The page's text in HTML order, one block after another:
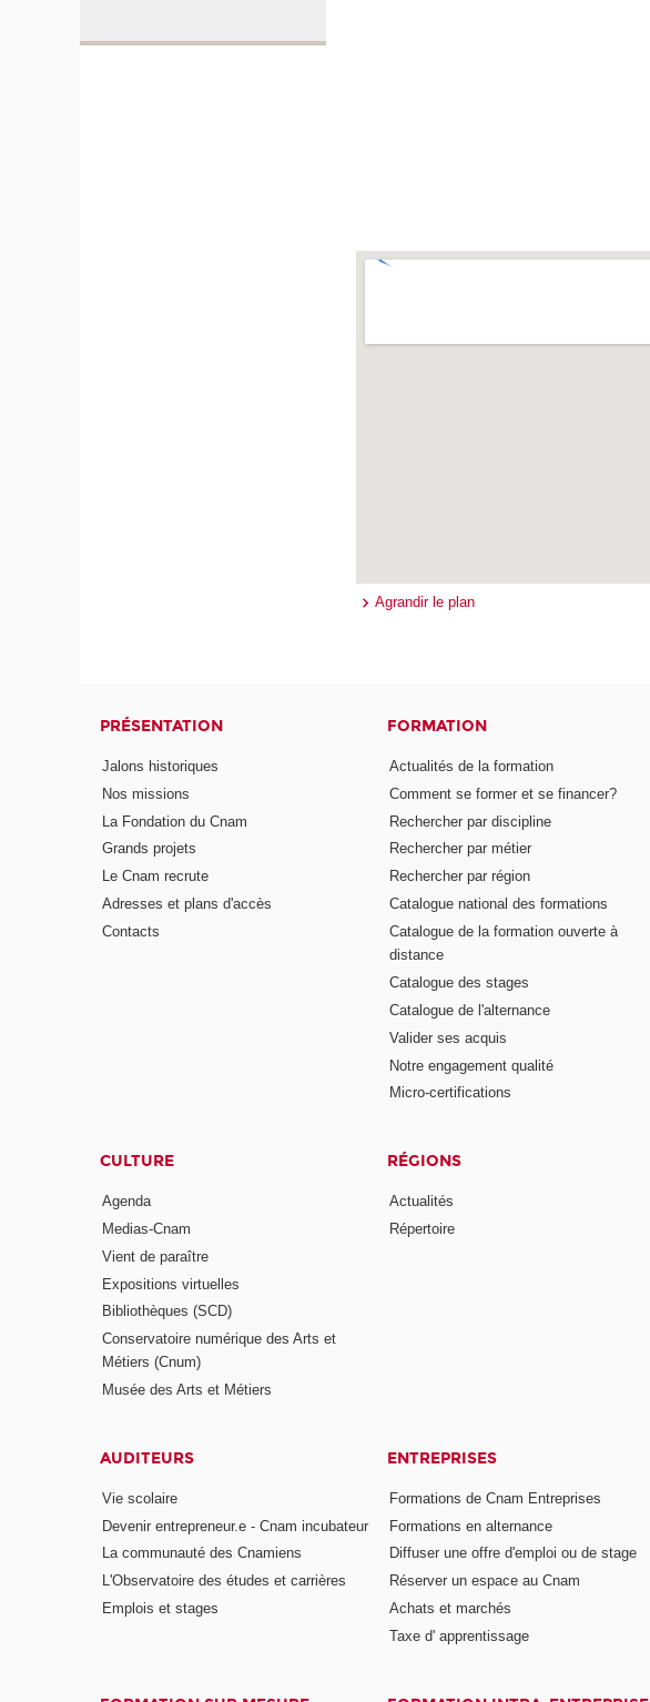
Agrandir le plan
PRÉSENTATION
Jalons historiques
Nos missions
La Fondation du Cnam
Grands projets
Le Cnam recrute
Adresses et plans d'accès
Contacts
FORMATION
Actualités de la formation
Comment se former et se financer?
Rechercher par discipline
Rechercher par métier
Rechercher par région
Catalogue national des formations
Catalogue de la formation ouverte à
distance
Catalogue des stages
Catalogue de l'alternance
Valider ses acquis
Notre engagement qualité
Micro-certifications
CULTURE
Agenda
Medias-Cnam
Vient de paraître
Expositions virtuelles
Bibliothèques (SCD)
Conservatoire numérique des Arts et
Métiers (Cnum)
Musée des Arts et Métiers
RÉGIONS
Actualités
Répertoire
AUDITEURS
Vie scolaire
Devenir entrepreneur.e - Cnam incubateur
La communauté des Cnamiens
L'Observatoire des études et carrières
Emplois et stages
ENTREPRISES
Formations de Cnam Entreprises
Formations en alternance
Diffuser une offre d'emploi ou de stage
Réserver un espace au Cnam
Achats et marchés
Taxe d' apprentissage